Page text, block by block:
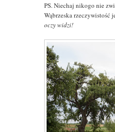
PS. Niechaj nikogo nie
Wąbrzeska rzeczywistość
oczy widzi!